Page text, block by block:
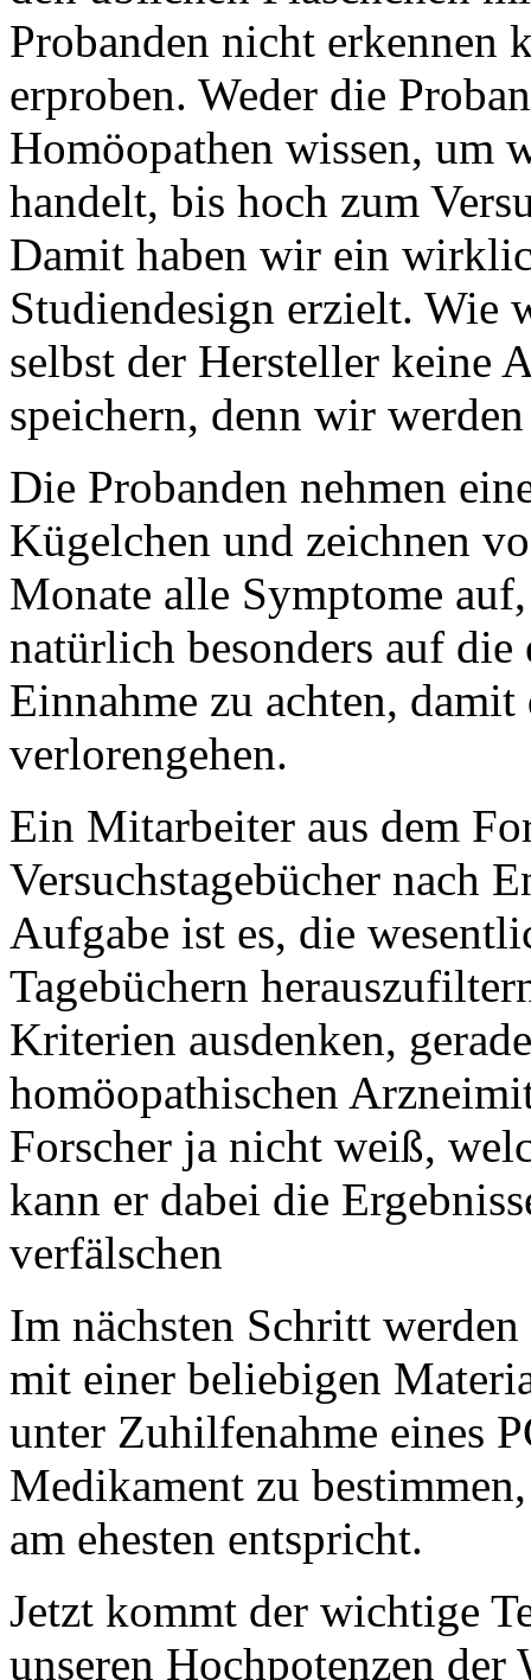
Probanden nicht erkennen
erproben. Weder die
Homöopathen wissen, um
handelt, bis hoch zum
Damit haben wir ein
Studiendesign erzielt. Wie
selbst der Hersteller keine
speichern, denn wir
Die Probanden nehmen
Kügelchen und zeichnen
Monate alle Symptome
natürlich besonders auf
Einnahme zu achten,
verlorengehen.
Ein Mitarbeiter aus dem
Versuchstagebücher nach
Aufgabe ist es, die
Tagebüchern
Kriterien ausdenken,
homöopathischen
Forscher ja nicht weiß,
kann er dabei die
verfälschen
Im nächsten Schritt
mit einer beliebigen
unter Zuhilfenahme eines
Medikament zu
am ehesten entspricht.
Jetzt kommt der wichtige
unseren Hochpotenzen